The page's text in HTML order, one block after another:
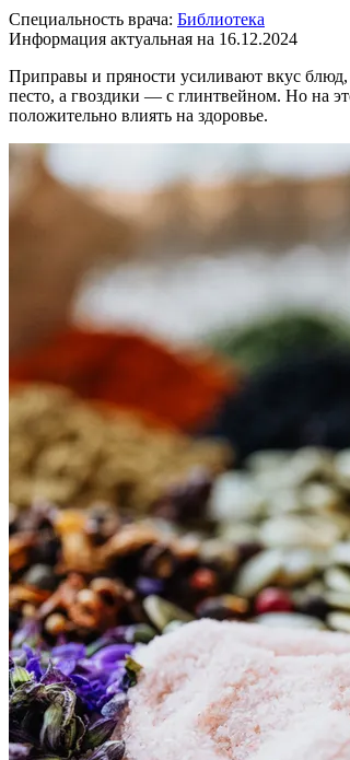
Специальность врача: Библиотека
Информация актуальная на 16.12.2024
Приправы и пряности усиливают вкус
песто, а гвоздики — с глинтвейном. Но на
положительно влиять на здоровье.